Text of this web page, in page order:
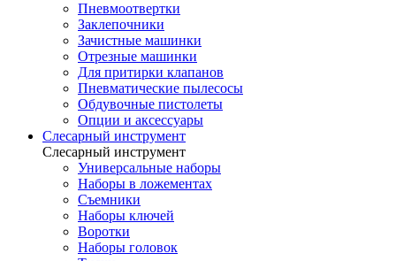
Пневмоотвертки
Заклепочники
Зачистные машинки
Отрезные машинки
Для притирки клапанов
Пневматические пылесосы
Обдувочные пистолеты
Опции и аксессуары
Слесарный инструмент
Слесарный инструмент
Универсальные наборы
Наборы в ложементах
Съемники
Наборы ключей
Воротки
Наборы головок